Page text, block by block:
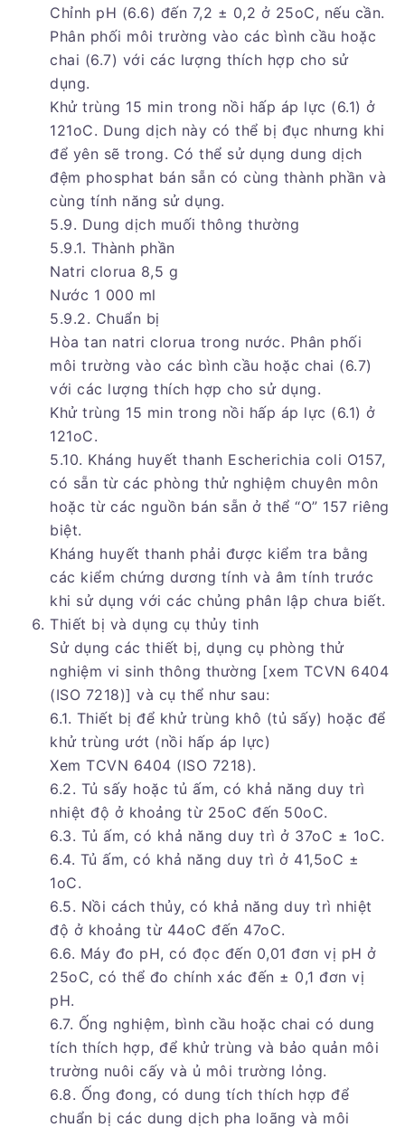
Chỉnh pH (6.6) đến 7,2 ± 0,2 ở 25oC, nếu cần.
Phân phối môi trường vào các bình cầu hoặc
chai (6.7) với các lượng thích hợp cho sử
dụng.
Khử trùng 15 min trong nồi hấp áp lực (6.1) ở
121oC. Dung dịch này có thể bị đục nhưng khi
để yên sẽ trong. Có thể sử dụng dung dịch
đệm phosphat bán sẵn có cùng thành phần và
cùng tính năng sử dụng.
5.9. Dung dịch muối thông thường
5.9.1. Thành phần
Natri clorua 8,5 g
Nước 1 000 ml
5.9.2. Chuẩn bị
Hòa tan natri clorua trong nước. Phân phối
môi trường vào các bình cầu hoặc chai (6.7)
với các lượng thích hợp cho sử dụng.
Khử trùng 15 min trong nồi hấp áp lực (6.1) ở
121oC.
5.10. Kháng huyết thanh Escherichia coli O157,
có sẵn từ các phòng thử nghiệm chuyên môn
hoặc từ các nguồn bán sẵn ở thể “O” 157 riêng
biệt.
Kháng huyết thanh phải được kiểm tra bằng
các kiểm chứng dương tính và âm tính trước
khi sử dụng với các chủng phân lập chưa biết.
Thiết bị và dụng cụ thủy tinh
Sử dụng các thiết bị, dụng cụ phòng thử
nghiệm vi sinh thông thường [xem TCVN 6404
(ISO 7218)] và cụ thể như sau:
6.1. Thiết bị để khử trùng khô (tủ sấy) hoặc để
khử trùng ướt (nồi hấp áp lực)
Xem TCVN 6404 (ISO 7218).
6.2. Tủ sấy hoặc tủ ấm, có khả năng duy trì
nhiệt độ ở khoảng từ 25oC đến 50oC.
6.3. Tủ ấm, có khả năng duy trì ở 37oC ± 1oC.
6.4. Tủ ấm, có khả năng duy trì ở 41,5oC ±
1oC.
6.5. Nồi cách thủy, có khả năng duy trì nhiệt
độ ở khoảng từ 44oC đến 47oC.
6.6. Máy đo pH, có đọc đến 0,01 đơn vị pH ở
25oC, có thể đo chính xác đến ± 0,1 đơn vị
pH.
6.7. Ống nghiệm, bình cầu hoặc chai có dung
tích thích hợp, để khử trùng và bảo quản môi
trường nuôi cấy và ủ môi trường lỏng.
6.8. Ống đong, có dung tích thích hợp để
chuẩn bị các dung dịch pha loãng và môi